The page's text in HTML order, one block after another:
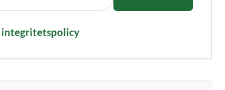
integritetspolicy